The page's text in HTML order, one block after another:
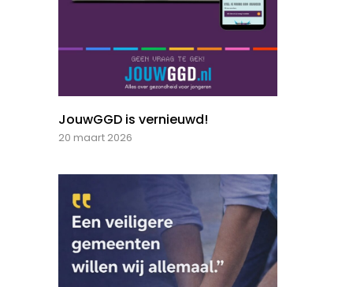
JouwGGD is vernieuwd!
20 maart 2026